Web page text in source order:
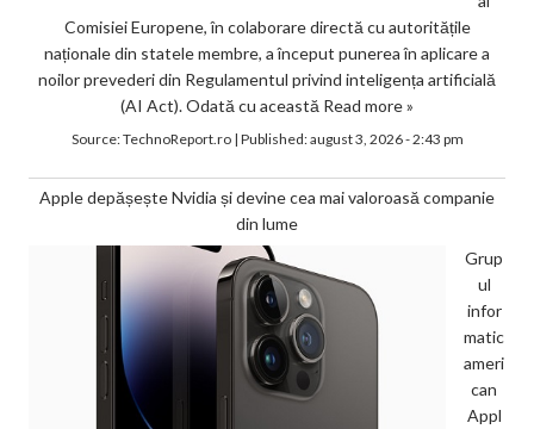
Comisiei Europene, în colaborare directă cu autoritățile
naționale din statele membre, a început punerea în aplicare a
noilor prevederi din Regulamentul privind inteligența artificială
(AI Act). Odată cu această Read more »
Source:TechnoReport.ro| Published:august 3, 2026 - 2:43 pm
Apple depășește Nvidia și devine cea mai valoroasă companie
din lume
Grup
ul
infor
matic
ameri
can
Appl